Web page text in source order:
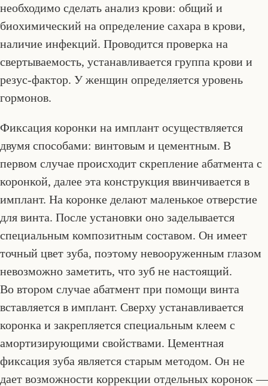
необходимо сделать анализ крови: общий и
биохимический на определение сахара в крови,
наличие инфекций. Проводится проверка на
свертываемость, устанавливается группа крови и
резус-фактор. У женщин определяется уровень
гормонов.
Фиксация коронки на имплант осуществляется
двумя способами: винтовым и цементным. В
первом случае происходит скрепление абатмента с
коронкой, далее эта конструкция ввинчивается в
имплант. На коронке делают маленькое отверстие
для винта. После установки оно заделывается
специальным композитным составом. Он имеет
точный цвет зуба, поэтому невооруженным глазом
невозможно заметить, что зуб не настоящий.
Во втором случае абатмент при помощи винта
вставляется в имплант. Сверху устанавливается
коронка и закрепляется специальным клеем с
амортизирующими свойствами. Цементная
фиксация зуба является старым методом. Он не
дает возможности коррекции отдельных коронок —